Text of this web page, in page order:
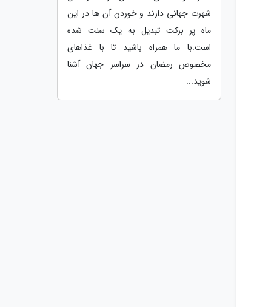
شهرت جهانی دارند و خوردن آن ها در این
ماه پر برکت تبدیل به یک سنت شده
است.با ما همراه باشید تا با غذاهای
مخصوص رمضان در سراسر جهان آشنا
شوید...